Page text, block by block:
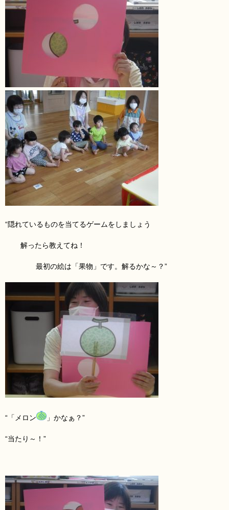
“隠れているものを当てるゲームをしましょう
解ったら教えてね！
最初の絵は「果物」です。解るかな～？”
“「メロン 」かなぁ？”
“当たり～！”